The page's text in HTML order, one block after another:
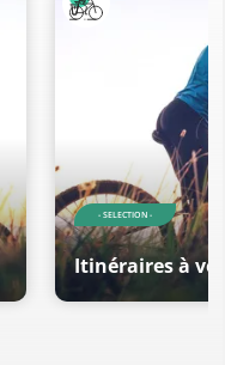
- SELECTION -
Itinéraires à